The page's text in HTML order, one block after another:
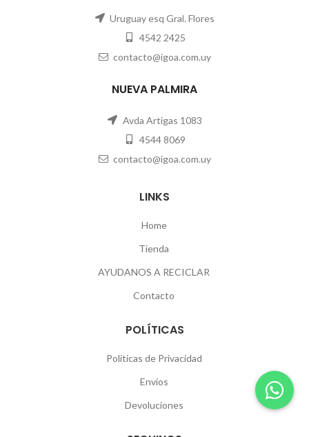
Uruguay esq Gral. Flores
4542 2425
contacto@igoa.com.uy
NUEVA PALMIRA
Avda Artigas 1083
4544 8069
contacto@igoa.com.uy
LINKS
Home
Tienda
AYUDANOS A RECICLAR
Contacto
POLÍTICAS
Políticas de Privacidad
Envíos
Devoluciones